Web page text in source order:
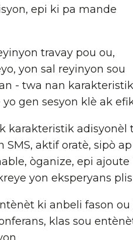
epi ki pa mande
travay pou ou,
yon sal reyinyon sou
- twa nan karakteristik
gen sesyon klè ak
karakteristik adisyonèl
aktif oratè, sipò
òganize, epi
yon eksperyans
ki anbeli fason
klas sou